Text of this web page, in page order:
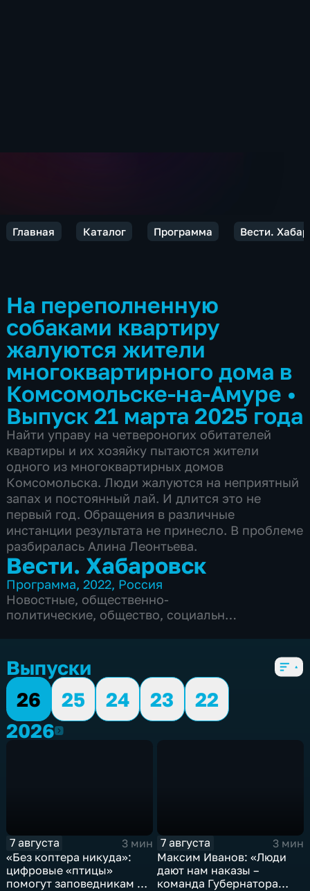
Главная Каталог Программа Вести.
На переполненную
собаками квартиру
жалуются жители
многоквартирного дома в
Комсомольске-на-Амуре •
Выпуск 21 марта 2025 года
Найти управу на четвероногих обитателей
квартиры и их хозяйку пытаются жители
одного из многоквартирных домов
Комсомольска. Люди жалуются на неприятный
запах и постоянный лай. И длится это не
первый год. Обращения в различные
инстанции результата не принесло. В проблеме
разбиралась Алина Леонтьева.
Вести. Хабаровск
Программа,2022, Россия
Новостные, общественно-
политические, общество, социально-
Выпуски
26
25 24 23
22
20262026
7 августа
3 мин
«Без коптера никуда»:
цифровые «птицы»
помогут заповедникам в
7 августа
3 мин
Максим Иванов: «Люди
дают нам наказы –
команда Губернатора